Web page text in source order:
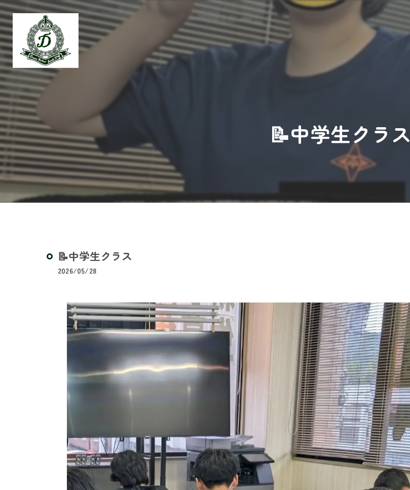
📝中学生クラス
📝中学生クラス
2026/05/28